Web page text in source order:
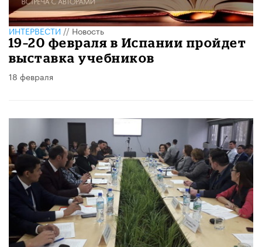
ИНТЕРВЕСТИ//Новость
19–20 февраля в Испании пройдет
выставка учебников
18 февраля